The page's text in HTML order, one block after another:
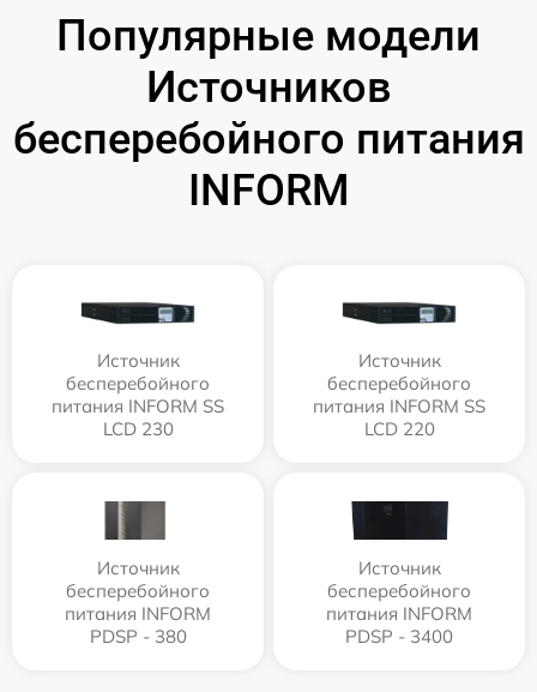
Популярные модели
Источников
бесперебойного питания
INFORM
Источник
бесперебойного
питания INFORM SS
LCD 230
Источник
бесперебойного
питания INFORM SS
LCD 220
Источник
бесперебойного
питания INFORM
PDSP - 380
Источник
бесперебойного
питания INFORM
PDSP - 3400